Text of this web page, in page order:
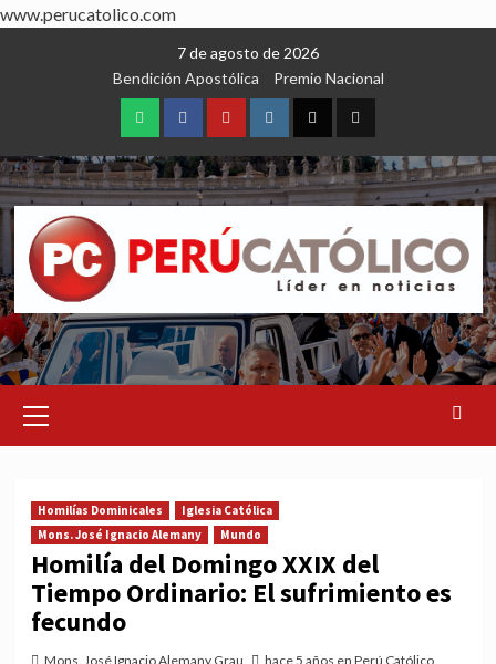
www.perucatolico.com
7 de agosto de 2026
Bendición Apostólica
Premio Nacional
WhatsAppFacebookYoutubeInstagram
X TikTok
Menu
Homilías Dominicales
Iglesia Católica
Mons. José Ignacio Alemany
Mundo
Homilía del Domingo XXIX del
Tiempo Ordinario: El sufrimiento es
fecundo
Mons. José Ignacio Alemany Grau hace 5 años en Perú Católico